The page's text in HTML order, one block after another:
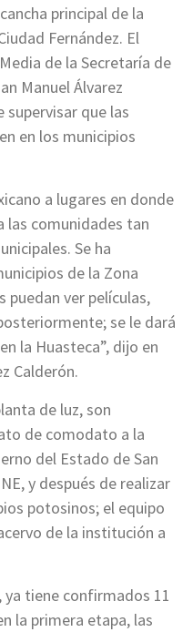
principal de la
Fernández. El
de la Secretaría de
Manuel Álvarez
supervisar que las
en los municipios
a lugares en donde
las comunidades tan
Se ha
de la Zona
puedan ver películas,
se le dará
la Huasteca”, dijo en
Calderón.
de luz, son
de comodato a la
del Estado de San
y después de realizar
potosinos; el equipo
de la institución a
ya tiene confirmados 11
la primera etapa, las